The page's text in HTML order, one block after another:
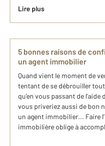
Lire plus
5 bonnes raisons de
un agent immobilier
Quand vient le moment de
tentant de se débrouiller
qu’en vous passant de
vous priveriez aussi de bon
un agent immobilier... Faire
immobilière oblige à